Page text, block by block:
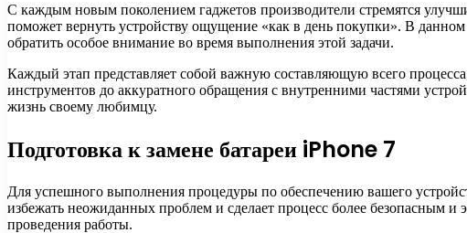
С каждым новым поколением гаджетов производители стремятся
поможет вернуть устройству ощущение «как в день покупки». В
обратить особое внимание во время выполнения этой задачи.
Каждый этап представляет собой важную составляющую всего
инструментов до аккуратного обращения с внутренними частями
жизнь своему любимцу.
Подготовка к замене батареи iPhone 7
Для успешного выполнения процедуры по обеспечению вашего
избежать неожиданных проблем и сделает процесс более безопасным
проведения работы.